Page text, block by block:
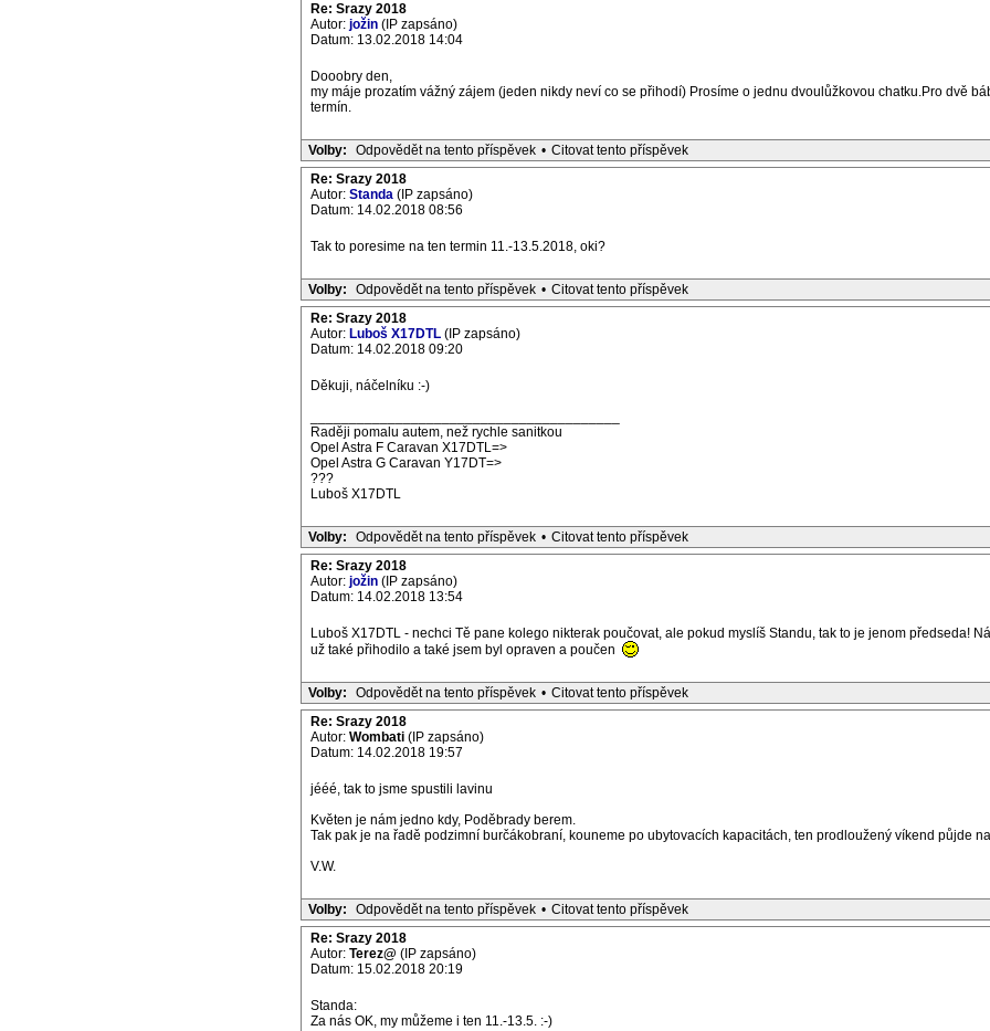
Re: Srazy 2018
Autor: jožin (IP zapsáno)
Datum: 13.02.2018 14:04
Dooobry den,
my máje prozatím vážný zájem (jeden nikdy neví co se přihodí) Prosíme o jednu dvoulůžkovou chatku.Pro dvě
termín.
Volby: Odpovědět na tento příspěvek • Citovat tento příspěvek
Re: Srazy 2018
Autor: Standa (IP zapsáno)
Datum: 14.02.2018 08:56
Tak to poresime na ten termin 11.-13.5.2018, oki?
Volby: Odpovědět na tento příspěvek • Citovat tento příspěvek
Re: Srazy 2018
Autor: Luboš X17DTL (IP zapsáno)
Datum: 14.02.2018 09:20
Děkuji, náčelníku :-)
Raději pomalu autem, než rychle sanitkou
Opel Astra F Caravan X17DTL=>
Opel Astra G Caravan Y17DT=>
???
Luboš X17DTL
Volby: Odpovědět na tento příspěvek • Citovat tento příspěvek
Re: Srazy 2018
Autor: jožin (IP zapsáno)
Datum: 14.02.2018 13:54
Luboš X17DTL - nechci Tě pane kolego nikterak poučovat, ale pokud myslíš Standu, tak to je jenom předseda!
už také přihodilo a také jsem byl opraven a poučen
Volby: Odpovědět na tento příspěvek • Citovat tento příspěvek
Re: Srazy 2018
Autor: Wombati (IP zapsáno)
Datum: 14.02.2018 19:57
jééé, tak to jsme spustili lavinu
Květen je nám jedno kdy, Poděbrady berem.
Tak pak je na řadě podzimní burčákobraní, kouneme po ubytovacích kapacitách, ten prodloužený víkend půjde
V.W.
Volby: Odpovědět na tento příspěvek • Citovat tento příspěvek
Re: Srazy 2018
Autor: Terez@ (IP zapsáno)
Datum: 15.02.2018 20:19
Standa:
Za nás OK, my můžeme i ten 11.-13.5. :-)